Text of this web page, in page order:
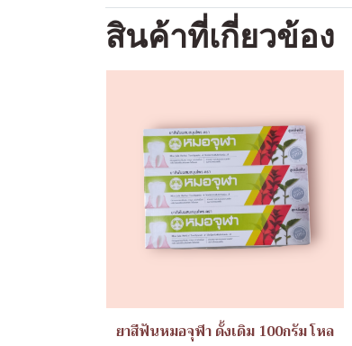
สินค้าที่เกี่ยวข้อง
ยาสีฟันหมอจุฬา ดั้งเดิม 100กรัม โหล